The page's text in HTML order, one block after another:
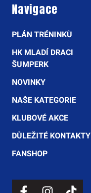
Navigace
PLÁN TRÉNINKŮ
HK MLADÍ DRACI
ŠUMPERK
NOVINKY
NAŠE KATEGORIE
KLUBOVÉ AKCE
DŮLEŽITÉ KONTAKTY
FANSHOP